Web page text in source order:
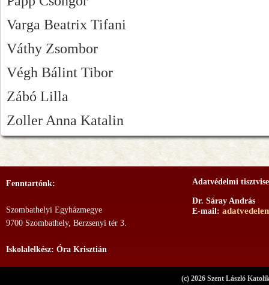
Varga Beatrix Tifani
Váthy Zsombor
Végh Bálint Tibor
Zábó Lilla
Zoller Anna Katalin
Fenntartónk:
Szombathelyi Egyházmegye
9700 Szombathely, Berzsenyi tér 3.
Iskolalelkész: Óra Krisztián
Adatvédelmi
Dr. Sáray András
E-mail:
(c) 2026 Szent László